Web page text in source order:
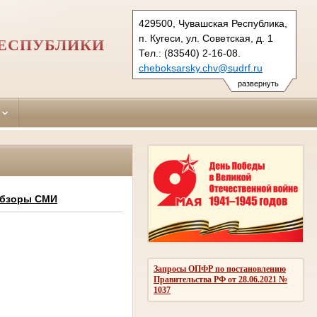
развернуть
429500, Чувашская Республика,
п. Кугеси, ул. Советская, д. 1
Тел.: (83540) 2-16-08.
cheboksarsky.chv@sudrf.ru
Запросы ОПФР по постановлению
Правительства РФ от 28.06.2021 №
1037
СМИ